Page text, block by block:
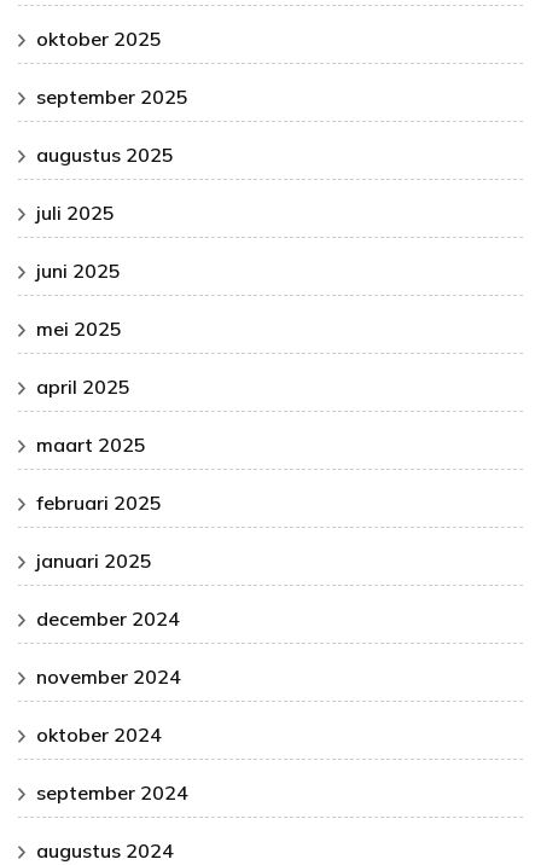
oktober 2025
september 2025
augustus 2025
juli 2025
juni 2025
mei 2025
april 2025
maart 2025
februari 2025
januari 2025
december 2024
november 2024
oktober 2024
september 2024
augustus 2024